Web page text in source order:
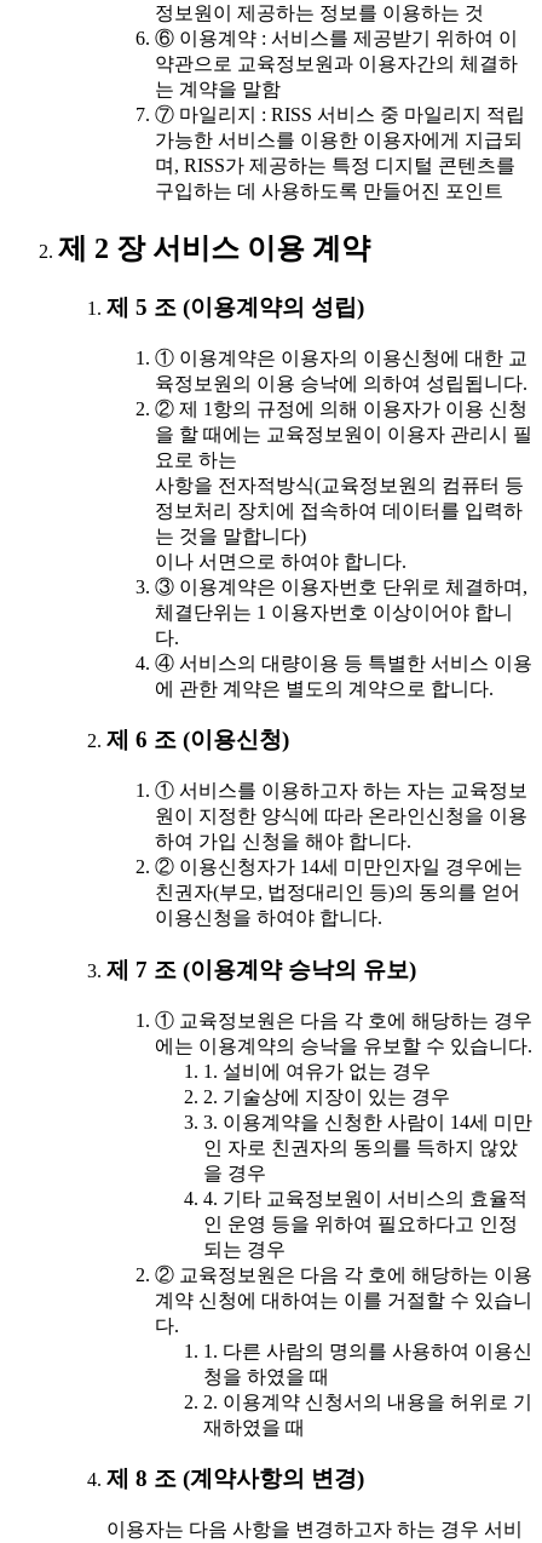
정보원이 제공하는 정보를 이용하는 것
⑥ 이용계약 : 서비스를 제공받기 위하여 이
약관으로 교육정보원과 이용자간의 체결하
는 계약을 말함
⑦ 마일리지 : RISS 서비스 중 마일리지 적립
가능한 서비스를 이용한 이용자에게 지급되
며, RISS가 제공하는 특정 디지털 콘텐츠를
구입하는 데 사용하도록 만들어진 포인트
제 2 장 서비스 이용 계약
제 5 조 (이용계약의 성립)
① 이용계약은 이용자의 이용신청에 대한 교
육정보원의 이용 승낙에 의하여 성립됩니다.
② 제 1항의 규정에 의해 이용자가 이용 신청
을 할 때에는 교육정보원이 이용자 관리시 필
요로 하는
사항을 전자적방식(교육정보원의 컴퓨터 등
정보처리 장치에 접속하여 데이터를 입력하
는 것을 말합니다)
이나 서면으로 하여야 합니다.
③ 이용계약은 이용자번호 단위로 체결하며,
체결단위는 1 이용자번호 이상이어야 합니
다.
④ 서비스의 대량이용 등 특별한 서비스 이용
에 관한 계약은 별도의 계약으로 합니다.
제 6 조 (이용신청)
① 서비스를 이용하고자 하는 자는 교육정보
원이 지정한 양식에 따라 온라인신청을 이용
하여 가입 신청을 해야 합니다.
② 이용신청자가 14세 미만인자일 경우에는
친권자(부모, 법정대리인 등)의 동의를 얻어
이용신청을 하여야 합니다.
제 7 조 (이용계약 승낙의 유보)
① 교육정보원은 다음 각 호에 해당하는 경우
에는 이용계약의 승낙을 유보할 수 있습니다.
1. 설비에 여유가 없는 경우
2. 기술상에 지장이 있는 경우
3. 이용계약을 신청한 사람이 14세 미만
인 자로 친권자의 동의를 득하지 않았
을 경우
4. 기타 교육정보원이 서비스의 효율적
인 운영 등을 위하여 필요하다고 인정
되는 경우
② 교육정보원은 다음 각 호에 해당하는 이용
계약 신청에 대하여는 이를 거절할 수 있습니
다.
1. 다른 사람의 명의를 사용하여 이용신
청을 하였을 때
2. 이용계약 신청서의 내용을 허위로 기
재하였을 때
제 8 조 (계약사항의 변경)
이용자는 다음 사항을 변경하고자 하는 경우 서비